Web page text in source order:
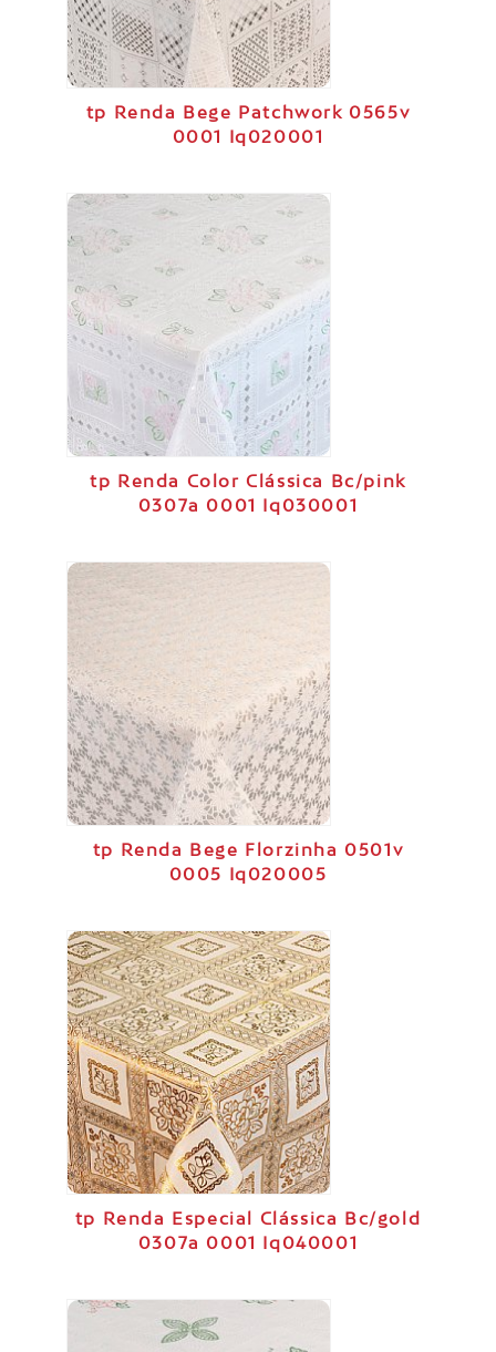
tp Renda Bege Patchwork 0565v
0001 Iq020001
tp Renda Color Clássica Bc/pink
0307a 0001 Iq030001
tp Renda Bege Florzinha 0501v
0005 Iq020005
tp Renda Especial Clássica Bc/gold
0307a 0001 Iq040001